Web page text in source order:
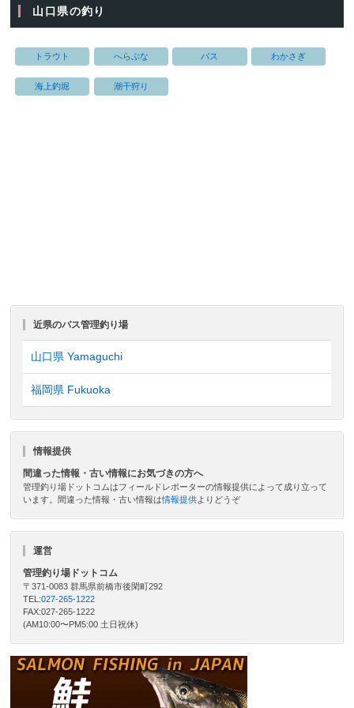
山口県の釣り
トラウト へらぶな バス わかさぎ
海上釣堀 潮干狩り
近県のバス管理釣り場
山口県 Yamaguchi
福岡県 Fukuoka
情報提供
間違った情報・古い情報にお気づきの方へ
管理釣り場ドットコムはフィールドレポーターの情報提供によって成り立って
います。間違った情報・古い情報は情報提供よりどうぞ
運営
管理釣り場ドットコム
〒371-0083 群馬県前橋市後閑町292
TEL:027-265-1222
FAX:027-265-1222
(AM10:00〜PM5:00 土日祝休)